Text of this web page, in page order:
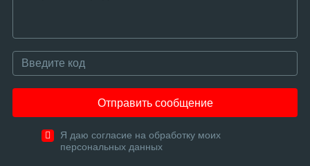
Отправить сообщение
Я даю согласие на обработку моих
персональных данных